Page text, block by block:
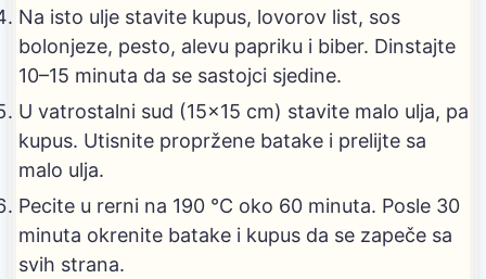
Na isto ulje stavite kupus, lovorov list, sos
bolonjeze, pesto, alevu papriku i biber. Dinstajte
10–15 minuta da se sastojci sjedine.
U vatrostalni sud (15×15 cm) stavite malo ulja, pa
kupus. Utisnite propržene batake i prelijte sa
malo ulja.
Pecite u rerni na 190 °C oko 60 minuta. Posle 30
minuta okrenite batake i kupus da se zapeče sa
svih strana.